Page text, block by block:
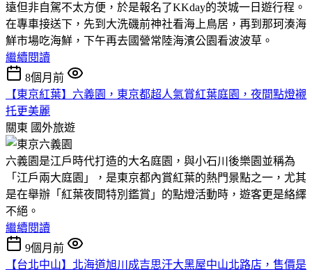
遠但非自駕不太方便，於是報名了KKday的茨城一日遊行程。
在專車接送下，先到大洗磯前神社看海上鳥居，再到那珂湊海
鮮市場吃海鮮，下午再去國營常陸海濱公園看波波草。
繼續閱讀
8個月前
【東京紅葉】六義園，東京都超人氣賞紅葉庭園，夜間點燈襯
托更美麗
關東 國外旅遊
六義園是江戶時代打造的大名庭園，與小石川後樂園並稱為
「江戶兩大庭園」，是東京都內賞紅葉的熱門景點之一，尤其
是在舉辦「紅葉夜間特別鑑賞」的點燈活動時，遊客更是絡繹
不絕。
繼續閱讀
9個月前
【台北中山】北海道旭川成吉思汗大黑屋中山北路店，售價是